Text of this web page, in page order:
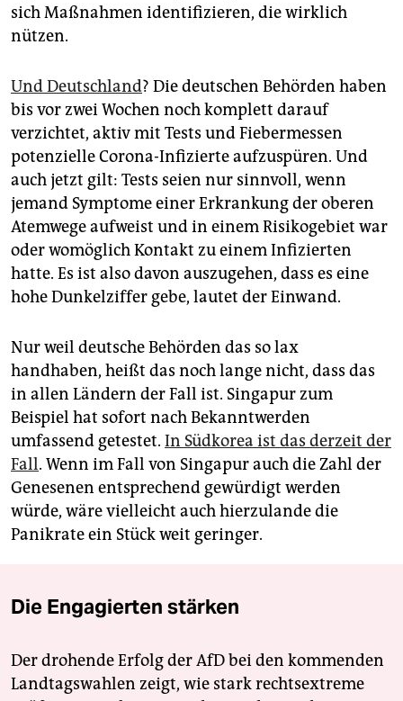
sich Maßnahmen identifizieren, die wirklich
nützen.
Und Deutschland? Die deutschen Behörden haben
bis vor zwei Wochen noch komplett darauf
verzichtet, aktiv mit Tests und Fiebermessen
potenzielle Corona-Infizierte aufzuspüren. Und
auch jetzt gilt: Tests seien nur sinnvoll, wenn
jemand Symptome einer Erkrankung der oberen
Atemwege aufweist und in einem Risikogebiet war
oder womöglich Kontakt zu einem Infizierten
hatte. Es ist also davon auszugehen, dass es eine
hohe Dunkelziffer gebe, lautet der Einwand.
Nur weil deutsche Behörden das so lax
handhaben, heißt das noch lange nicht, dass das
in allen Ländern der Fall ist. Singapur zum
Beispiel hat sofort nach Bekanntwerden
umfassend getestet. In Südkorea ist das derzeit der
Fall. Wenn im Fall von Singapur auch die Zahl der
Genesenen entsprechend gewürdigt werden
würde, wäre vielleicht auch hierzulande die
Panikrate ein Stück weit geringer.
Die Engagierten stärken
Der drohende Erfolg der AfD bei den kommenden
Landtagswahlen zeigt, wie stark rechtsextreme